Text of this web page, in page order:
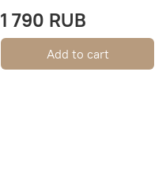
1 790 RUB
Add to cart